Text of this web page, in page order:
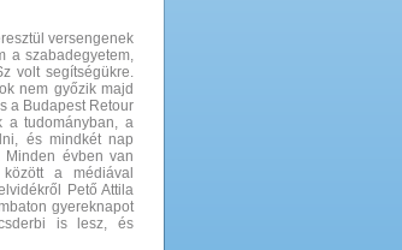
versengenek
a szabadegyetem,
volt segítségükre.
nem győzik majd
a Budapest Retour
a tudományban, a
és mindkét nap
Minden évben van
a médiával
Pető Attila
gyereknapot
is lesz, és